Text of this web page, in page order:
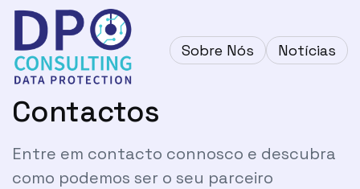
Sobre Nós Notícias
Contactos
Entre em contacto connosco e descubra
como podemos ser o seu parceiro